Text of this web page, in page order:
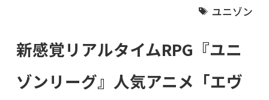
ユニゾン
新感覚リアルタイムRPG『ユニ
ゾンリーグ』人気アニメ「エヴ